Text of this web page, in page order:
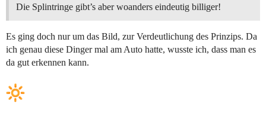
Die Splintringe gibt’s aber woanders eindeutig billiger!
Es ging doch nur um das Bild, zur Verdeutlichung des Prinzips. Da
ich genau diese Dinger mal am Auto hatte, wusste ich, dass man es
da gut erkennen kann.